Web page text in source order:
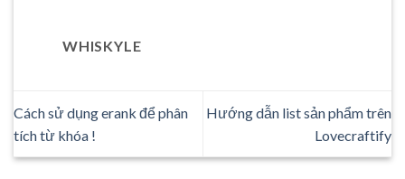
WHISKYLE
Cách sử dụng erank để phân
tích từ khóa !
Hướng dẫn list sản phẩm trên
Lovecraftify